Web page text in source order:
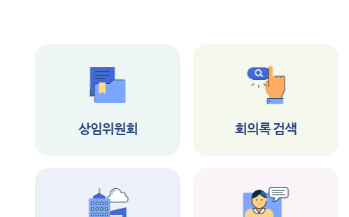
공지사항
시회 집회 공고
공지사항
역시 남구의회 시
택제임기제공무원
상임위원회 회의록 검색